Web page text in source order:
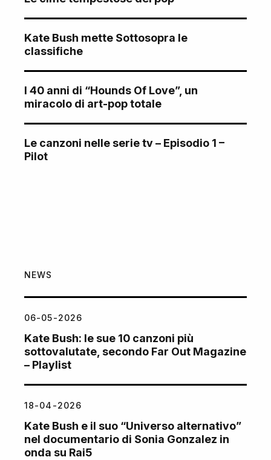
Kate Bush mette Sottosopra le
classifiche
I 40 anni di “Hounds Of Love”, un
miracolo di art-pop totale
Le canzoni nelle serie tv – Episodio 1 –
Pilot
NEWS
06-05-2026
Kate Bush: le sue 10 canzoni più
sottovalutate, secondo Far Out Magazine
– Playlist
18-04-2026
Kate Bush e il suo “Universo alternativo”
nel documentario di Sonia Gonzalez in
onda su Rai5